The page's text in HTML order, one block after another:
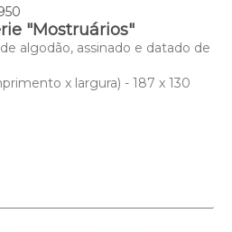
"Mostruários"
algodão, assinado e datado de
x largura) - 187 x 130